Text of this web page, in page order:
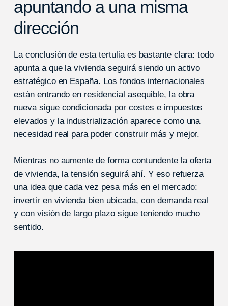
apuntando a una misma
dirección
La conclusión de esta tertulia es bastante clara: todo
apunta a que la vivienda seguirá siendo un activo
estratégico en España. Los fondos internacionales
están entrando en residencial asequible, la obra
nueva sigue condicionada por costes e impuestos
elevados y la industrialización aparece como una
necesidad real para poder construir más y mejor.
Mientras no aumente de forma contundente la oferta
de vivienda, la tensión seguirá ahí. Y eso refuerza
una idea que cada vez pesa más en el mercado:
invertir en vivienda bien ubicada, con demanda real
y con visión de largo plazo sigue teniendo mucho
sentido.